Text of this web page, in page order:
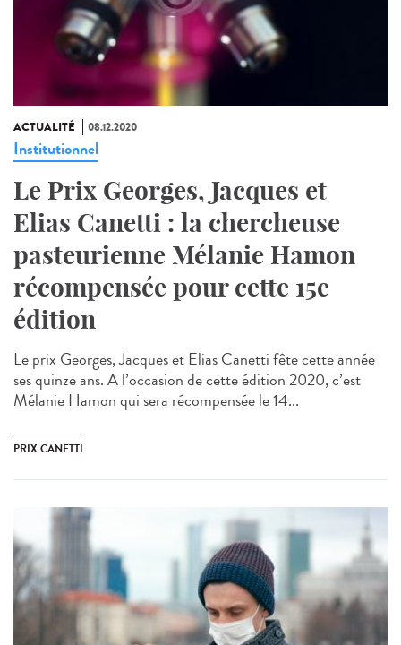
ACTUALITÉ 08.12.2020
Institutionnel
Le Prix Georges, Jacques et
Elias Canetti : la chercheuse
pasteurienne Mélanie Hamon
récompensée pour cette 15e
édition
Le prix Georges, Jacques et Elias Canetti fête cette année
ses quinze ans. A l’occasion de cette édition 2020, c’est
Mélanie Hamon qui sera récompensée le 14...
PRIX CANETTI